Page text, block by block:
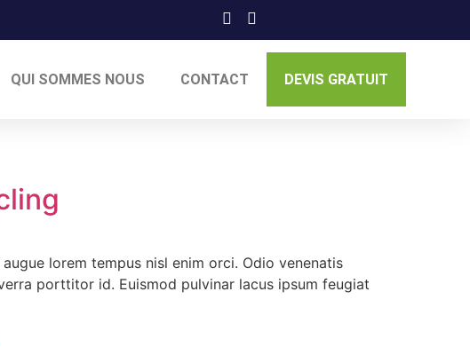
QUI SOMMES NOUS CONTACT DEVIS GRATUIT
lorem tempus nisl enim orci. Odio venenatis
porttitor id. Euismod pulvinar lacus ipsum feugiat